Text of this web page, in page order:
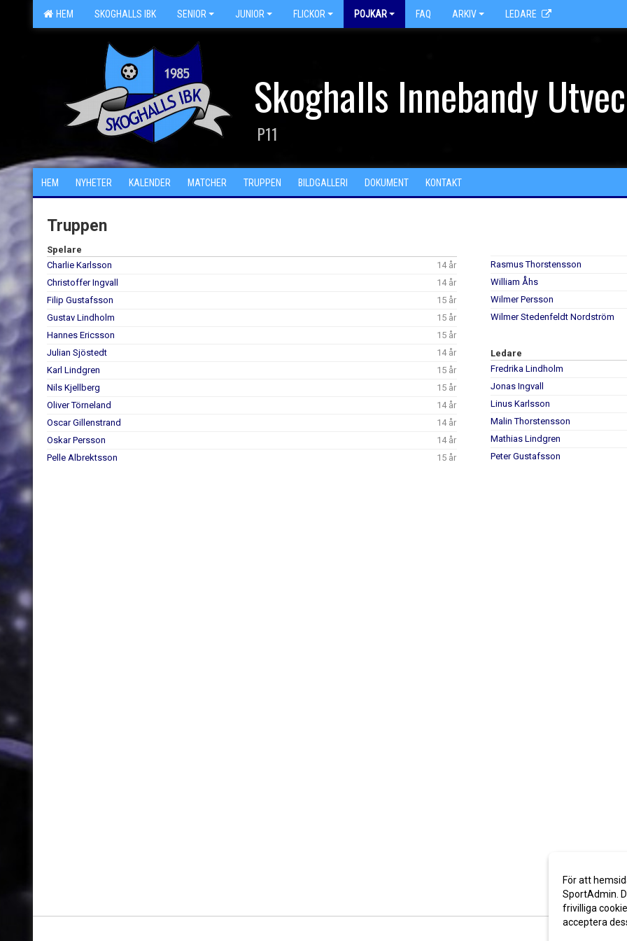
HEM SKOGHALLS IBK SENIOR JUNIOR FLICKOR POJKAR FAQ ARKIV LEDARE
Skoghalls Innebandy
P11
HEM NYHETER KALENDER MATCHER TRUPPEN BILDGALLERI DOKUMENT KONTAKT
Truppen
Spelare
Charlie Karlsson
14 år
Christoffer Ingvall
14 år
Filip Gustafsson
15 år
Gustav Lindholm
15 år
Hannes Ericsson
15 år
Julian Sjöstedt
14 år
Karl Lindgren
15 år
Nils Kjellberg
15 år
Oliver Törneland
14 år
Oscar Gillenstrand
14 år
Oskar Persson
14 år
Pelle Albrektsson
15 år
Rasmus Thorstensson
William Åhs
Wilmer Persson
Wilmer Stedenfeldt Nordström
Ledare
Fredrika Lindholm
Jonas Ingvall
Linus Karlsson
Malin Thorstensson
Mathias Lindgren
Peter Gustafsson
För att
SportAdmin.
frivilliga
acceptera